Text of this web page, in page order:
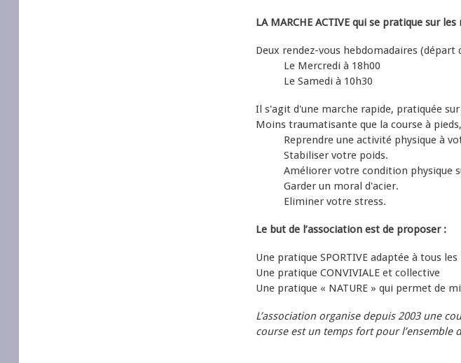
LA MARCHE ACTIVE qui se pratique sur
Deux rendez-vous hebdomadaires
Le Mercredi à 18h00
Le Samedi à 10h30
Il s'agit d'une marche rapide, pratiquée
Moins traumatisante que la course à
Reprendre une activité physique à
Stabiliser votre poids.
Améliorer votre condition physique
Garder un moral d'acier.
Eliminer votre stress.
Le but de l’association est de proposer :
Une pratique SPORTIVE adaptée à tous les
Une pratique CONVIVIALE et collective
Une pratique « NATURE » qui permet de
L’association organise depuis 2003 une
course est un temps fort pour